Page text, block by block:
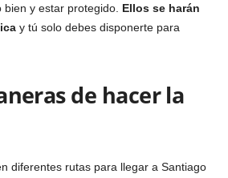
y estar protegido. Ellos se harán
y tú solo debes disponerte para
de hacer la
diferentes rutas para llegar a Santiago